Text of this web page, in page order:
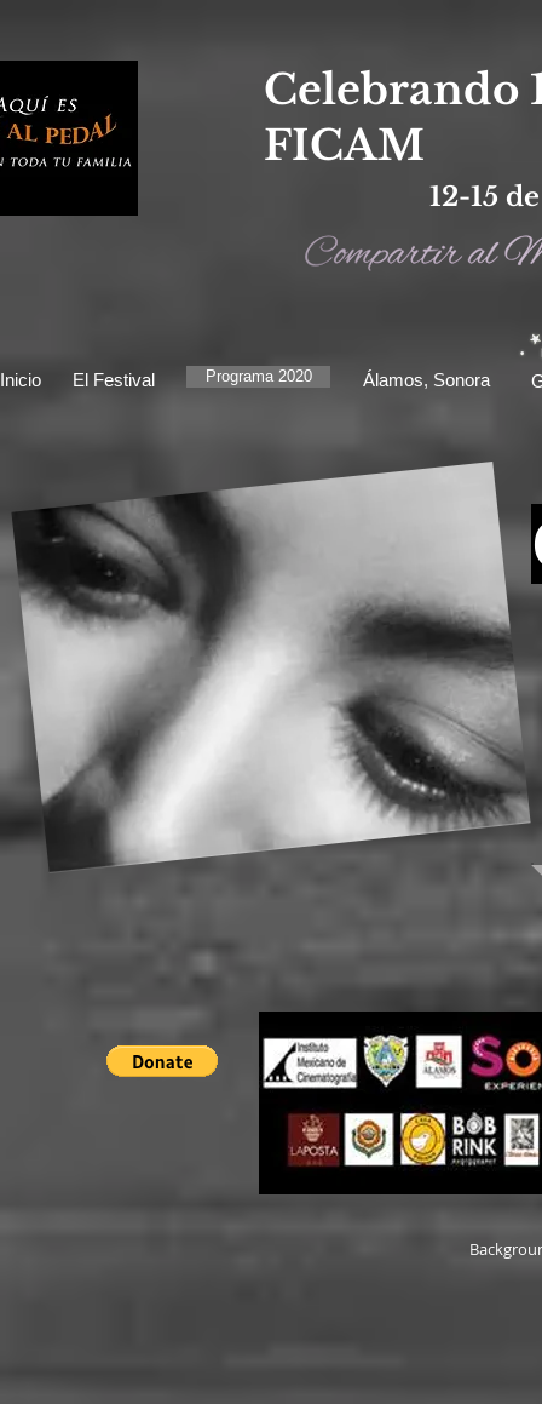
Celebrando
FICAM
12-15
Inicio El Festival Álamos, Sonora
Programa 2020